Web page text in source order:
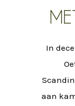
In
aan